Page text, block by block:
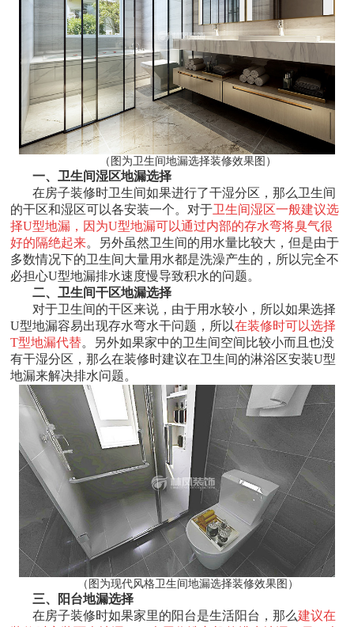
（图为卫生间地漏选择装修效果图）
一、卫生间湿区地漏选择
在房子装修时卫生间如果进行了干湿分区，那么卫生间
的干区和湿区可以各安装一个。对于卫生间湿区一般建议选
择U型地漏，因为U型地漏可以通过内部的存水弯将臭气很
好的隔绝起来。另外虽然卫生间的用水量比较大，但是由于
多数情况下的卫生间大量用水都是洗澡产生的，所以完全不
必担心U型地漏排水速度慢导致积水的问题。
二、卫生间干区地漏选择
对于卫生间的干区来说，由于用水较小，所以如果选择
U型地漏容易出现存水弯水干问题，所以在装修时可以选择
T型地漏代替。另外如果家中的卫生间空间比较小而且也没
有干湿分区，那么在装修时建议在卫生间的淋浴区安装U型
地漏来解决排水问题。
（图为现代风格卫生间地漏选择装修效果图）
三、阳台地漏选择
在房子装修时如果家里的阳台是生活阳台，那么建议在